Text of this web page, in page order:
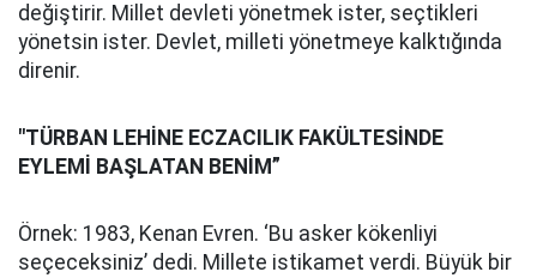
değiştirir. Millet devleti yönetmek ister, seçtikleri
yönetsin ister. Devlet, milleti yönetmeye kalktığında
direnir.
"TÜRBAN LEHİNE ECZACILIK FAKÜLTESİNDE
EYLEMİ BAŞLATAN BENİM”
Örnek: 1983, Kenan Evren. ‘Bu asker kökenliyi
seçeceksiniz’ dedi. Millete istikamet verdi. Büyük bir